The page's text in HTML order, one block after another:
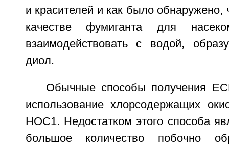
и красителей и как было обнаружено,
качестве фумиганта для
взаимодействовать с водой,
диол.
Обычные способы получения
использование хлорсодержащих
НОС1. Недостатком этого способа
большое количество побочно